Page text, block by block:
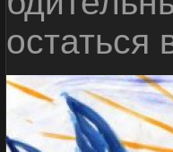
остаться